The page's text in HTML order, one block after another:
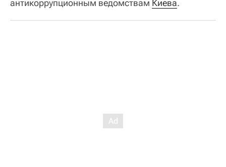
антикоррупционным ведомствам Киева.